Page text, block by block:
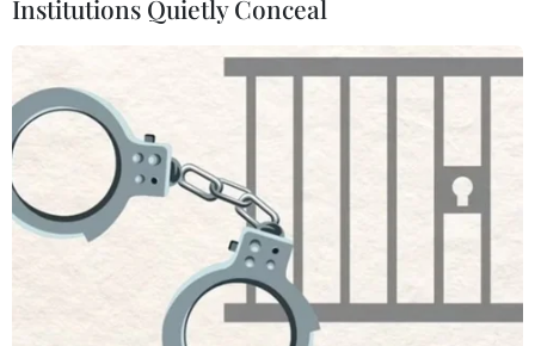
Khu định cư cho người Do Thái ở Jerusalem. (Nguồn:
AP đưa tin ngày 10/11, Đài phát thanh quân đội
Israel đưa tin ông Jason Greenblatt, cố vấn hàng
đầu của Tổng thống đắc cử Mỹ Donald Trump
cho biết ông Trump không nghĩ rằng các khu
Institutions Quietly Conceal